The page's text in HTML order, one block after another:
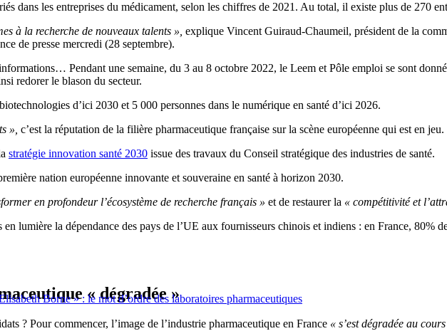
dans les entreprises du médicament, selon les chiffres de 2021. Au total, il existe plus de 270
à la recherche de nouveaux talents », explique Vincent Guiraud-Chaumeil, président de la
de presse mercredi (28 septembre).
Pendant une semaine, du 3 au 8 octobre 2022, le Leem et Pôle emploi se sont
redorer le blason du secteur.
d’ici 2030 et 5 000 personnes dans le numérique en santé d’ici 2026.
», c’est la réputation de la filière pharmaceutique française sur la scène européenne qui est en jeu.
stratégie innovation santé 2030 issue des travaux du Conseil stratégique des industries de santé.
nation européenne innovante et souveraine en santé à horizon 2030.
en profondeur l’écosystème de recherche français » et de restaurer la « compétitivité et
lumière la dépendance des pays de l’UE aux fournisseurs chinois et indiens : en France, 80%
Borne » : le mot d’ordre des laboratoires pharmaceutiques
« dégradée »
? Pour commencer, l’image de l’industrie pharmaceutique en France « s’est dégradée au cours